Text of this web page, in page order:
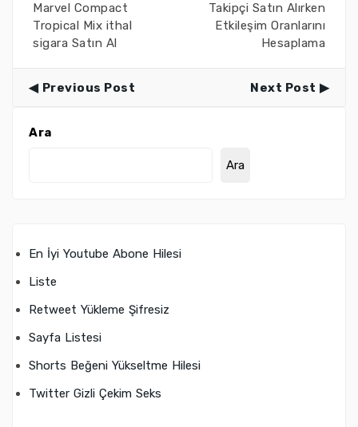
Marvel Compact
Tropical Mix ithal
sigara Satın Al
Takipçi Satın Alırken
Etkileşim Oranlarını
Hesaplama
Previous Post Next Post
Ara
Ara
En İyi Youtube Abone Hilesi
Liste
Retweet Yükleme Şifresiz
Sayfa Listesi
Shorts Beğeni Yükseltme Hilesi
Twitter Gizli Çekim Seks